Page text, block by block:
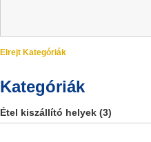
Elrejt Kategóriák
Kategóriák
Étel kiszállító helyek (3)